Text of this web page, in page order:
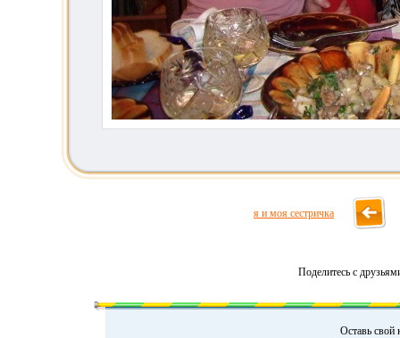
я и моя сестричка
Поделитесь с
Оставь свой